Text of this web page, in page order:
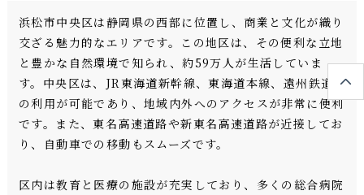
浜松市中央区は静岡県の西部に位置し、商業と文化が織り
交ざる魅力的なエリアです。この地区は、その便利な立地
と豊かな自然環境で知られ、約59万人が生活していま
す。中央区は、JR東海道新幹線、東海道本線、遠州鉄道
の利用が可能であり、地域内外へのアクセスが非常に便利
です。また、東名高速道路や新東名高速道路が近接してお
り、自動車での移動もスムーズです。
区内は教育と医療の施設が充実しており、多くの総合病院